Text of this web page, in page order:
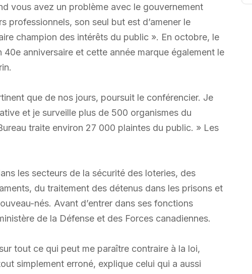
vous avez un problème avec le gouvernement
professionnels, son seul but est d’amener le
champion des intérêts du public ». En octobre, le
anniversaire et cette année marque également le
que de nos jours, poursuit le conférencier. Je
et je surveille plus de 500 organismes du
traite environ 27 000 plaintes du public. » Les
les secteurs de la sécurité des loteries, des
du traitement des détenus dans les prisons et
nés. Avant d’entrer dans ses fonctions
de la Défense et des Forces canadiennes.
tout ce qui peut me paraître contraire à la loi,
simplement erroné, explique celui qui a aussi